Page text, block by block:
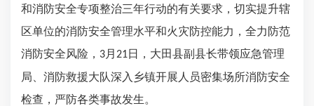
和消防安全专项整治三年行动的有关要求，切实提升辖
区单位的消防安全管理水平和火灾防控能力，全力防范
消防安全风险， 3月 21日，大田县副县长带领应急管理
局、消防救援大队深入乡镇开展人员密集场所消防安全
检查，严防各类事故发生。